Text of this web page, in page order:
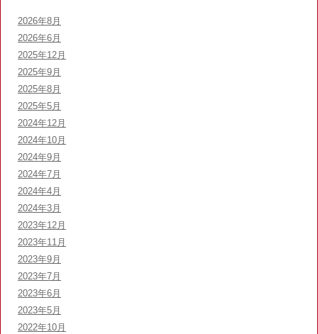
2026年8月
2026年6月
2025年12月
2025年9月
2025年8月
2025年5月
2024年12月
2024年10月
2024年9月
2024年7月
2024年4月
2024年3月
2023年12月
2023年11月
2023年9月
2023年7月
2023年6月
2023年5月
2022年10月